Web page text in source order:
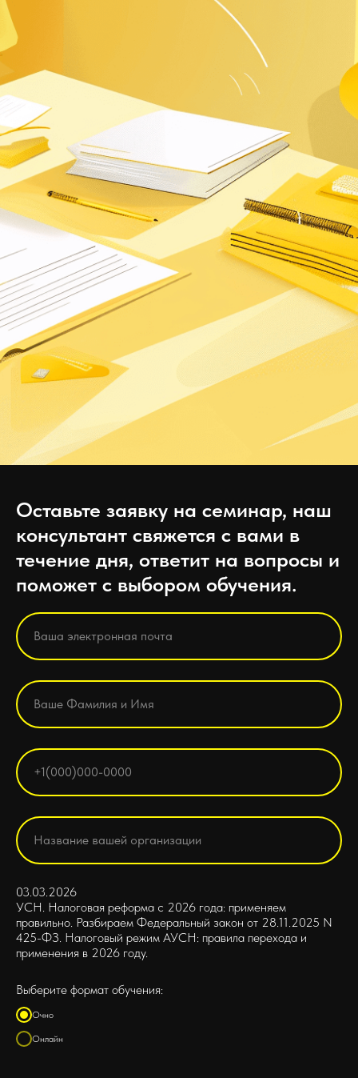
Оставьте заявку на семинар, наш
консультант свяжется с вами в
течение дня, ответит на вопросы и
поможет с выбором обучения.
03.03.2026
УСН. Налоговая реформа с 2026 года: применяем
правильно. Разбираем Федеральный закон от 28.11.2025 N
425-ФЗ. Налоговый режим АУСН: правила перехода и
применения в 2026 году.
Выберите формат обучения:
Очно
Онлайн